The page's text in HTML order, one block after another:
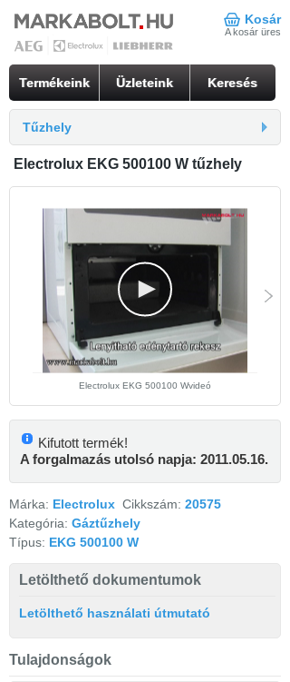
Kosár
A kosár üres
Termékeink Üzleteink Keresés
Tűzhely
Electrolux EKG 500100 W tűzhely
Electrolux EKG 500100 Wvideó
Kifutott termék!
A forgalmazás utolsó napja: 2011.05.16.
Márka: Electrolux Cikkszám: 20575
Kategória: Gáztűzhely
Típus: EKG 500100 W
Letölthető dokumentumok
Letölthető használati útmutató
Tulajdonságok